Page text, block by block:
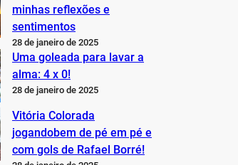
minhas reflexões e
sentimentos
28 de janeiro de 2025
Uma goleada para lavar a
alma: 4 x 0!
28 de janeiro de 2025
Vitória Colorada
jogandobem de pé em pé e
com gols de Rafael Borré!